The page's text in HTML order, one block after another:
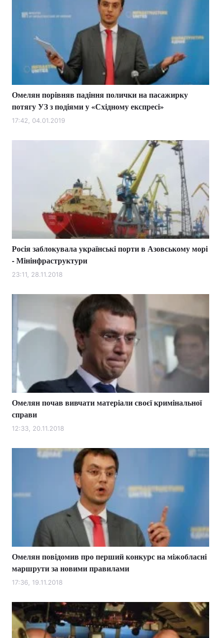
Омелян порівняв падіння полички на пасажирку
потягу УЗ з подіями у «Східному експресі»
17:42, 04.01.2019
Росія заблокувала українські порти в Азовському морі
- Мінінфраструктури
23:11, 28.11.2018
Омелян почав вивчати матеріали своєї кримінальної
справи
12:33, 20.11.2018
Омелян повідомив про перший конкурс на міжобласні
маршрути за новими правилами
17:36, 19.11.2018